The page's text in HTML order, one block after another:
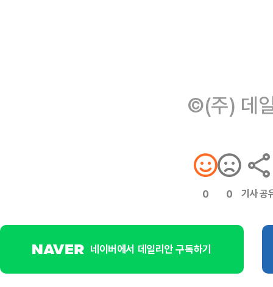
©(주) 데
0 0 기사 공
네이버에서 데일리안 구독하기